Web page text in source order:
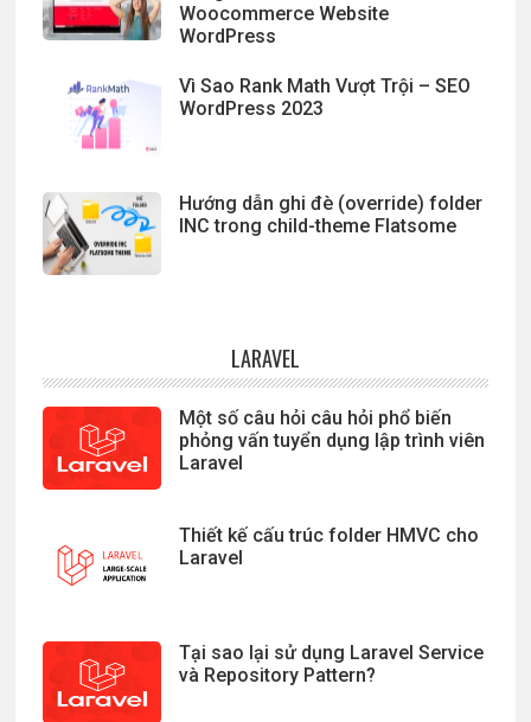
Woocommerce Website
WordPress
Vì Sao Rank Math Vượt Trội – SEO
WordPress 2023
Hướng dẫn ghi đè (override) folder
INC trong child-theme Flatsome
LARAVEL
Một số câu hỏi câu hỏi phổ biến
phỏng vấn tuyển dụng lập trình viên
Laravel
Thiết kế cấu trúc folder HMVC cho
Laravel
Tại sao lại sử dụng Laravel Service
và Repository Pattern?